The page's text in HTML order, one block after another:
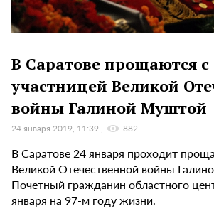
В Саратове прощаются с
участницей Великой
войны Галиной Муштой
24 января 2019, 11:39 882
В Саратове 24 января проходит
Великой Отечественной войны
Почетный гражданин областного
января на 97-м году жизни.